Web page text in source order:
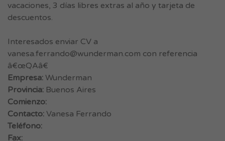
vacaciones, 3 días libres extras al año y tarjeta de
descuentos.
Interesados enviar CV a
vanesa.ferrando@wunderman.com con referencia
â€œQAâ€
Empresa: Wunderman
Provincia: Buenos Aires
Comienzo:
Contacto: Vanesa Ferrando
Teléfono:
Fax: